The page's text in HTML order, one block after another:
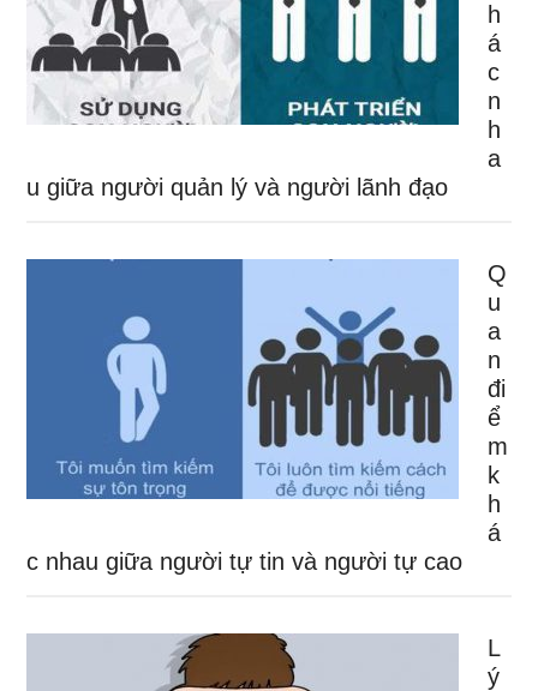
h
á
c
n
h
a
u giữa người quản lý và người lãnh đạo
Q
u
a
n
đi
ể
m
k
h
á
c nhau giữa người tự tin và người tự cao
L
ý